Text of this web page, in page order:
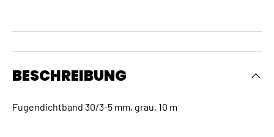
BESCHREIBUNG
Fugendichtband 30/3-5 mm, grau, 10 m